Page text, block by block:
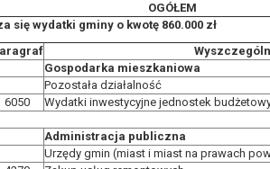
OGÓŁEM
wydatki gminy o kwotę 860.000 zł
Gospodarka mieszkaniowa
Pozostała działalność
6050
Wydatki inwestycyjne jednostek
Administracja publiczna
Urzędy gmin (miast i miast na prawach